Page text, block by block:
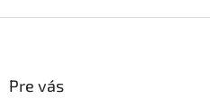
Pre vás